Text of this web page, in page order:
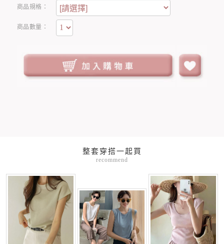
商品規格：
商品數量：
整套穿搭一起買
recommend